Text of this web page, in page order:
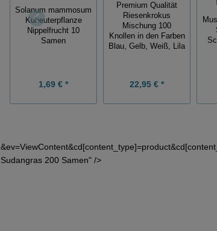
Solanum mammosum
Kuheuterpflanze
Nippelfrucht 10
Samen
1,69 € *
Premium Qualität
Riesenkrokus
Mischung 100
Knollen in den Farben
Blau, Gelb, Weiß, Lila
22,95 € *
Sudangras 200 Samen" />